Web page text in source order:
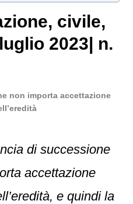
, civile,
2023| n.
non importa accettazione
di successione
accettazione
e quindi la